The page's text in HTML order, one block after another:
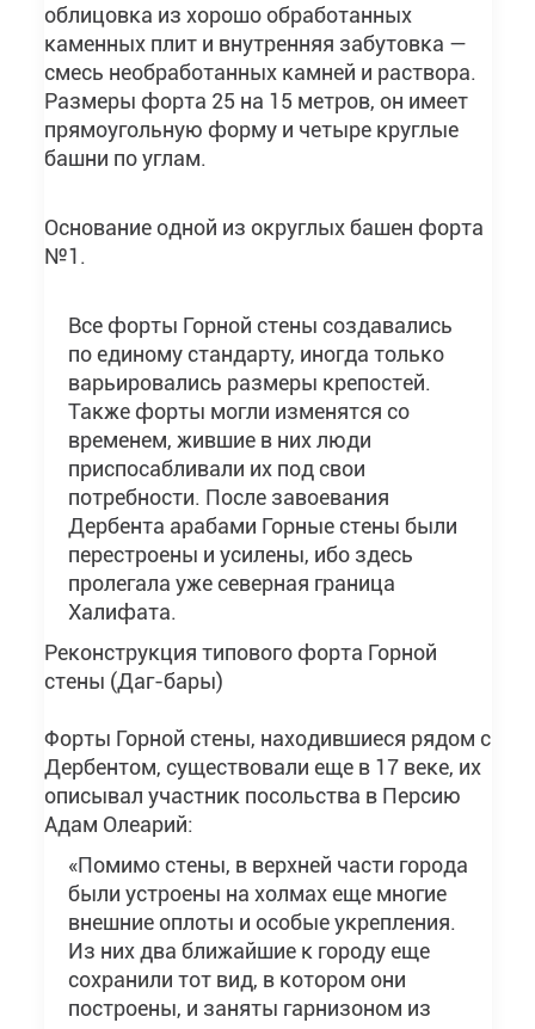
облицовка из хорошо обработанных
каменных плит и внутренняя забутовка —
смесь необработанных камней и раствора.
Размеры форта 25 на 15 метров, он имеет
прямоугольную форму и четыре круглые
башни по углам.
Основание одной из округлых башен форта
№1.
Все форты Горной стены создавались
по единому стандарту, иногда только
варьировались размеры крепостей.
Также форты могли изменятся со
временем, жившие в них люди
приспосабливали их под свои
потребности. После завоевания
Дербента арабами Горные стены были
перестроены и усилены, ибо здесь
пролегала уже северная граница
Халифата.
Реконструкция типового форта Горной
стены (Даг-бары)
Форты Горной стены, находившиеся рядом с
Дербентом, существовали еще в 17 веке, их
описывал участник посольства в Персию
Адам Олеарий:
«Помимо стены, в верхней части города
были устроены на холмах еще многие
внешние оплоты и особые укрепления.
Из них два ближайшие к городу еще
сохранили тот вид, в котором они
построены, и заняты гарнизоном из